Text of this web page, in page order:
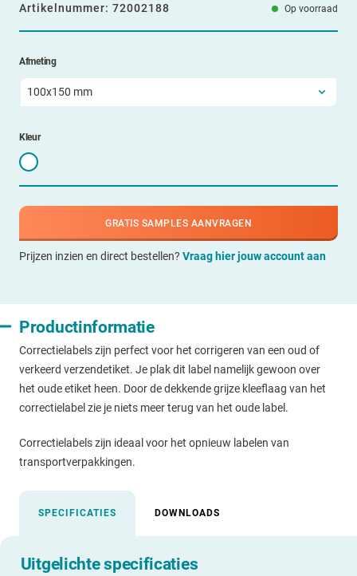
Artikelnummer: 72002188 Op voorraad
Afmeting
Kleur
GRATIS SAMPLES AANVRAGEN
Prijzen inzien en direct bestellen? Vraag hier jouw account aan
Productinformatie
Correctielabels zijn perfect voor het corrigeren van een oud of
verkeerd verzendetiket. Je plak dit label namelijk gewoon over
het oude etiket heen. Door de dekkende grijze kleeflaag van het
correctielabel zie je niets meer terug van het oude label.
Correctielabels zijn ideaal voor het opnieuw labelen van
transportverpakkingen.
SPECIFICATIES DOWNLOADS
Uitgelichte specificaties